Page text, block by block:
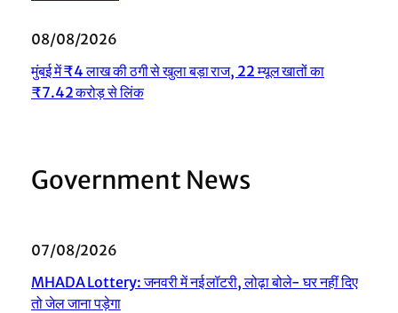
08/08/2026
मुंबई में ₹4 लाख की ठगी से खुला बड़ा राज, 22 म्यूल खातों का
₹7.42 करोड़ से लिंक
Government News
07/08/2026
MHADA Lottery: जनवरी में नई लॉटरी, लोढ़ा बोले- घर नहीं दिए
तो जेल जाना पड़ेगा